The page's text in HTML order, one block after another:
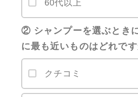
60代以上
② シャンプーを選ぶとき
に最も近いものはどれです
クチコミ